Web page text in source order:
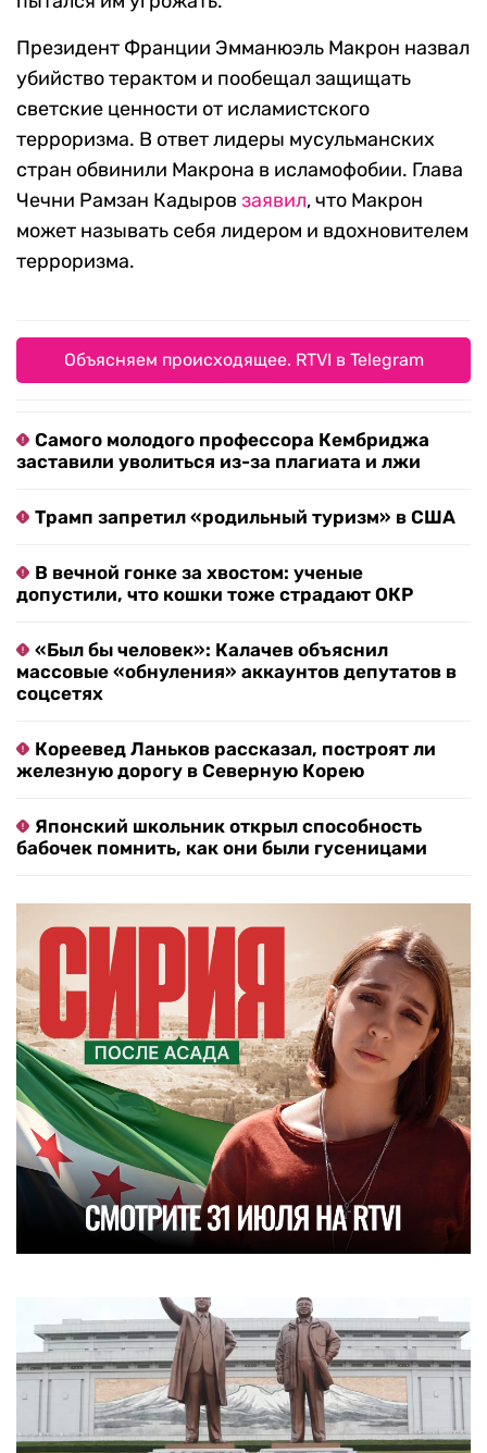
Президент Франции Эмманюэль Макрон назвал
убийство терактом и пообещал защищать
светские ценности от исламистского
терроризма. В ответ лидеры мусульманских
стран обвинили Макрона в исламофобии. Глава
Чечни Рамзан Кадыров заявил, что Макрон
может называть себя лидером и вдохновителем
терроризма.
Объясняем происходящее. RTVI в Telegram
Самого молодого профессора Кембриджа
заставили уволиться из-за плагиата и лжи
Трамп запретил «родильный туризм» в США
В вечной гонке за хвостом: ученые
допустили, что кошки тоже страдают ОКР
«Был бы человек»: Калачев объяснил
массовые «обнуления» аккаунтов депутатов в
соцсетях
Кореевед Ланьков рассказал, построят ли
железную дорогу в Северную Корею
Японский школьник открыл способность
бабочек помнить, как они были гусеницами